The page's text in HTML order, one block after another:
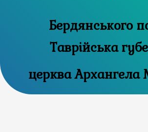
Бердянського
Таврійська
церква Архангела